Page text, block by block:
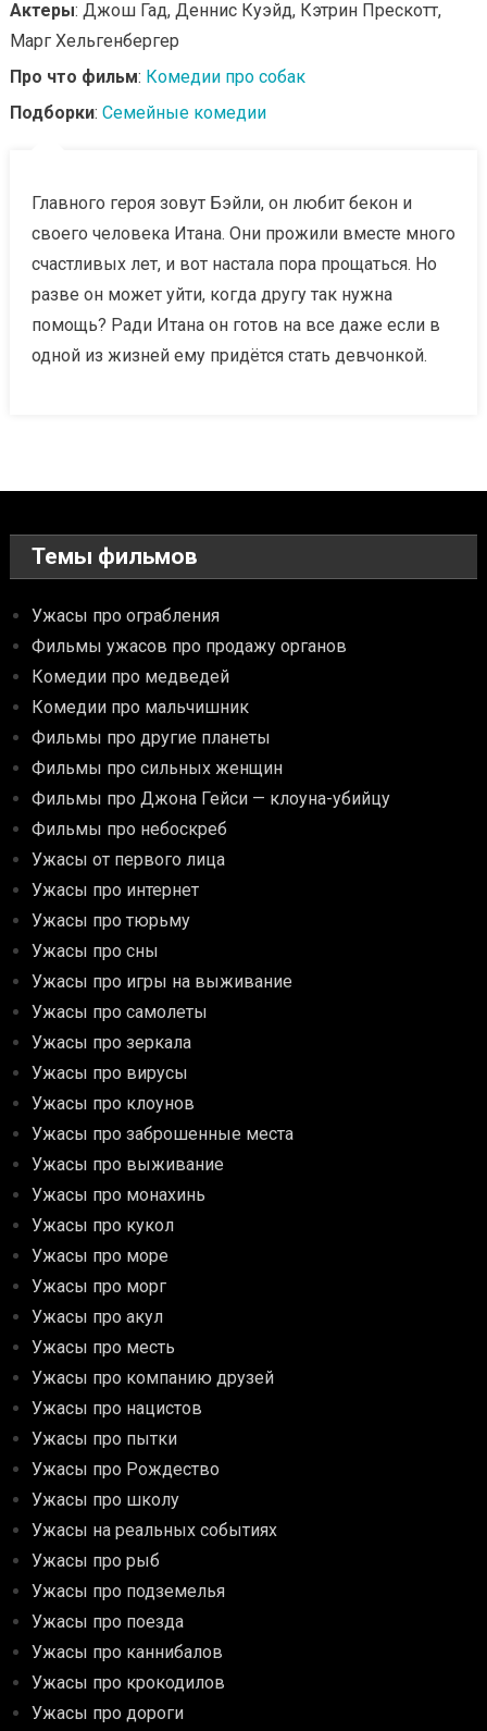
Актеры: Джош Гад, Деннис Куэйд, Кэтрин Прескотт,
Марг Хельгенбергер
Про что фильм: Комедии про собак
Подборки: Семейные комедии
Главного героя зовут Бэйли, он любит бекон и
своего человека Итана. Они прожили вместе много
счастливых лет, и вот настала пора прощаться. Но
разве он может уйти, когда другу так нужна
помощь? Ради Итана он готов на все даже если в
одной из жизней ему придётся стать девчонкой.
Темы фильмов
Ужасы про ограбления
Фильмы ужасов про продажу органов
Комедии про медведей
Комедии про мальчишник
Фильмы про другие планеты
Фильмы про сильных женщин
Фильмы про Джона Гейси — клоуна-убийцу
Фильмы про небоскреб
Ужасы от первого лица
Ужасы про интернет
Ужасы про тюрьму
Ужасы про сны
Ужасы про игры на выживание
Ужасы про самолеты
Ужасы про зеркала
Ужасы про вирусы
Ужасы про клоунов
Ужасы про заброшенные места
Ужасы про выживание
Ужасы про монахинь
Ужасы про кукол
Ужасы про море
Ужасы про морг
Ужасы про акул
Ужасы про месть
Ужасы про компанию друзей
Ужасы про нацистов
Ужасы про пытки
Ужасы про Рождество
Ужасы про школу
Ужасы на реальных событиях
Ужасы про рыб
Ужасы про подземелья
Ужасы про поезда
Ужасы про каннибалов
Ужасы про крокодилов
Ужасы про дороги